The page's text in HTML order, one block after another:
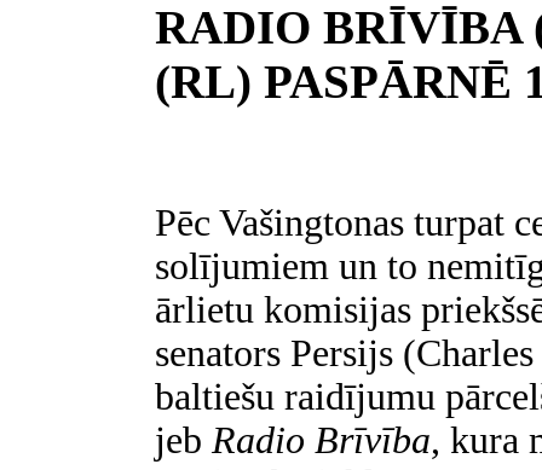
RADIO BRĪVĪBA
(RL) PASPĀRNĒ
Pēc Vašingtonas turpat
solījumiem un to
ārlietu komisijas
senators Persijs
baltiešu raidījumu
jeb Radio Brīvība, kura